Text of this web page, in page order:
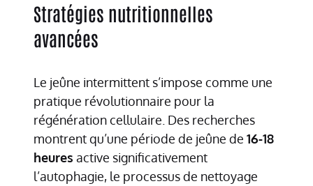
Stratégies nutritionnelles
avancées
Le jeûne intermittent s’impose comme une
pratique révolutionnaire pour la
régénération cellulaire. Des recherches
montrent qu’une période de jeûne de 16-18
heures active significativement
l’autophagie, le processus de nettoyage